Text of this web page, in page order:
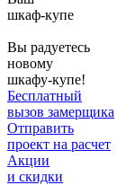
шкаф-купе
Вы радуетесь
новому
шкафу-купе!
Бесплатный
вызов замерщика
Отправить
проект на расчет
Акции
и скидки